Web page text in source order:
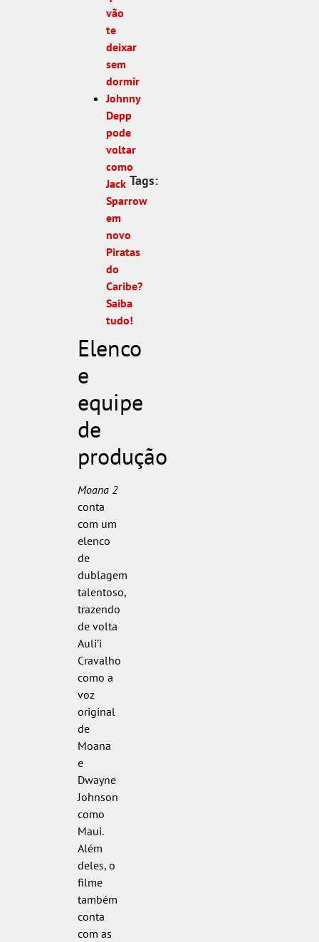
vão
te
deixar
sem
dormir
Johnny
Depp
pode
voltar
como
Jack
Sparrow
em
novo
Piratas
do
Caribe?
Saiba
tudo!
Elenco
e
equipe
de
produção
Moana 2
conta
com um
elenco
de
dublagem
talentoso,
trazendo
de volta
Auli’i
Cravalho
como a
voz
original
de
Moana
e
Dwayne
Johnson
como
Maui.
Além
deles, o
filme
também
conta
com as
Tags: